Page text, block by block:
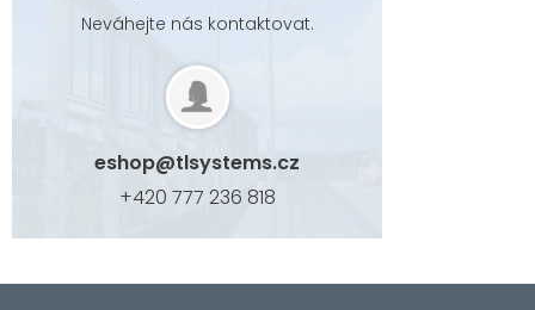
Neváhejte nás kontaktovat.
eshop@tlsystems.cz
+420 777 236 818